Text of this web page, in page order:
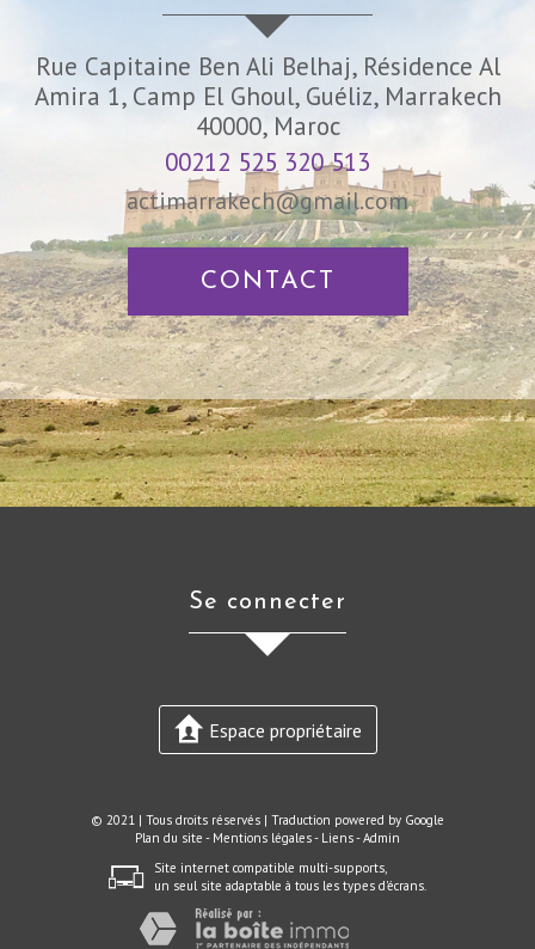
Rue Capitaine Ben Ali Belhaj, Résidence Al
Amira 1, Camp El Ghoul, Guéliz, Marrakech
40000, Maroc
00212 525 320 513
actimarrakech@gmail.com
CONTACT
se connecter
Espace propriétaire
© 2021 | Tous droits réservés | Traduction powered by Google
Plan du site - Mentions légales- Liens-Admin
Site internet compatible multi-supports,
un seul site adaptable à tous les types d'écrans.